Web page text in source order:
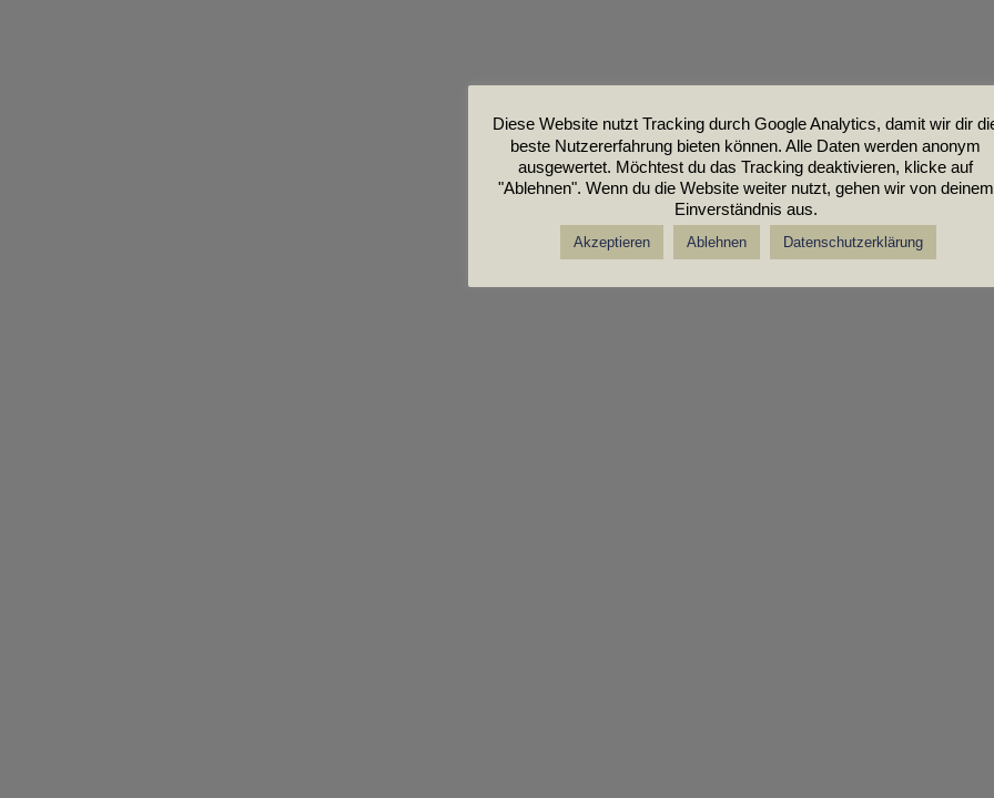
Diese Website nutzt Tracking durch Google Analytics, damit wir dir
beste Nutzererfahrung bieten können. Alle Daten werden anonym
ausgewertet. Möchtest du das Tracking deaktivieren, klicke auf
"Ablehnen". Wenn du die Website weiter nutzt, gehen wir von deinem
Einverständnis aus.
Akzeptieren Ablehnen Datenschutzerklärung